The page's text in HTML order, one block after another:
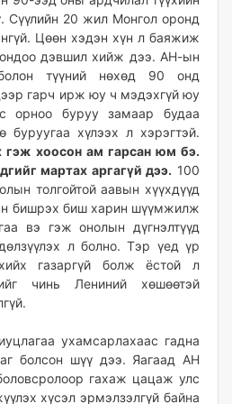
Сүүлийн 20 жил Монгол оронд
Цөөн хэдэн хүн л баяжиж
дэвшил хийж дээ. АН-ын
түүний нөхөд 90 онд
гарч ирж юу ч мэдэхгүй юу
орноо буруу замаар будаа
буруугаа хүлээх л хэрэгтэй.
гэж хоосон ам гарсан юм бэ.
мартах аргагүй дээ. 100
толгойтой аавын хүүхдүүд
бишрэх биш харин шүүмжилж
вэ гэж онолын дүгнэлтүүд
л болно. Тэр үед үр
газаргүй болж ёстой л
чинь Лениний хөшөөтэй
ухамсарлахаас гадна
болсон шүү дээ. Яагаад АН
гахаж цацаж улс
хүсэл эрмэлзэлгүй байна